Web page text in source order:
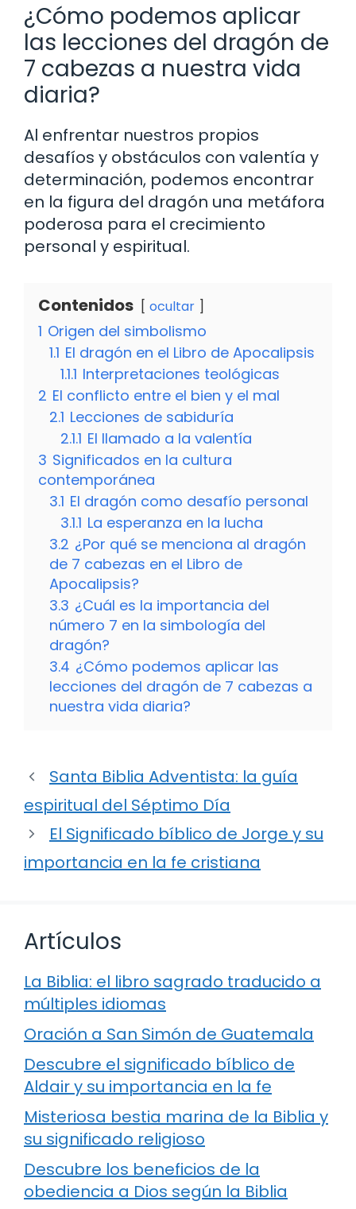
¿Cómo podemos aplicar
las lecciones del dragón de
7 cabezas a nuestra vida
diaria?
Al enfrentar nuestros propios
desafíos y obstáculos con valentía y
determinación, podemos encontrar
en la figura del dragón una metáfora
poderosa para el crecimiento
personal y espiritual.
Contenidos ocultar
1 Origen del simbolismo
1.1 El dragón en el Libro de Apocalipsis
1.1.1 Interpretaciones teológicas
2 El conflicto entre el bien y el mal
2.1 Lecciones de sabiduría
2.1.1 El llamado a la valentía
3 Significados en la cultura
contemporánea
3.1 El dragón como desafío personal
3.1.1 La esperanza en la lucha
3.2 ¿Por qué se menciona al dragón
de 7 cabezas en el Libro de
Apocalipsis?
3.3 ¿Cuál es la importancia del
número 7 en la simbología del
dragón?
3.4 ¿Cómo podemos aplicar las
lecciones del dragón de 7 cabezas a
nuestra vida diaria?
Santa Biblia Adventista: la guía
espiritual del Séptimo Día
El Significado bíblico de Jorge y su
importancia en la fe cristiana
Artículos
La Biblia: el libro sagrado traducido a
múltiples idiomas
Oración a San Simón de Guatemala
Descubre el significado bíblico de
Aldair y su importancia en la fe
Misteriosa bestia marina de la Biblia y
su significado religioso
Descubre los beneficios de la
obediencia a Dios según la Biblia